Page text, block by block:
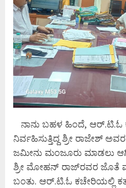
ನಾನು ಬಹಳ ಹಿಂದೆ, ಆರ್.ಟಿ.ಓ
ನಿರ್ವಹಿಸುತ್ತಿದ್ದ ಶ್ರೀ ರಾಜೇಶ್
ಜಮೀನು ಮಂಜೂರು ಮಾಡಲು
ಶ್ರೀ ಮೋಹನ್ ರಾಜ್‍ರವರ ಜೊತೆ
ಬಂತು. ಆರ್.ಟಿ.ಓ ಕಚೇರಿಯಲ್ಲಿ